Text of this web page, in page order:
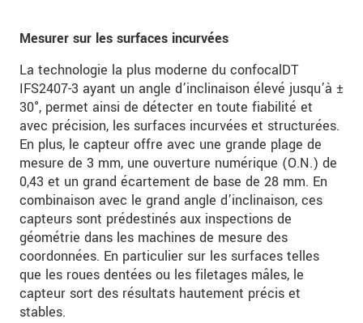
Mesurer sur les surfaces incurvées
La technologie la plus moderne du confocalDT
IFS2407-3 ayant un angle d’inclinaison élevé jusqu’à ±
30°, permet ainsi de détecter en toute fiabilité et
avec précision, les surfaces incurvées et structurées.
En plus, le capteur offre avec une grande plage de
mesure de 3 mm, une ouverture numérique (O.N.) de
0,43 et un grand écartement de base de 28 mm. En
combinaison avec le grand angle d’inclinaison, ces
capteurs sont prédestinés aux inspections de
géométrie dans les machines de mesure des
coordonnées. En particulier sur les surfaces telles
que les roues dentées ou les filetages mâles, le
capteur sort des résultats hautement précis et
stables.